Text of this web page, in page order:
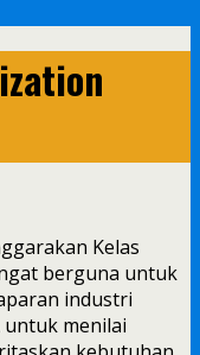
Kelas
berguna untuk
industri
menilai